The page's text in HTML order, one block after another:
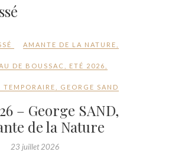
AMANTE DE LA NATURE
DE BOUSSAC ETÉ 2026
TEMPORAIRE GEORGE SAND
– George SAND,
de la Nature
23 juillet 2026